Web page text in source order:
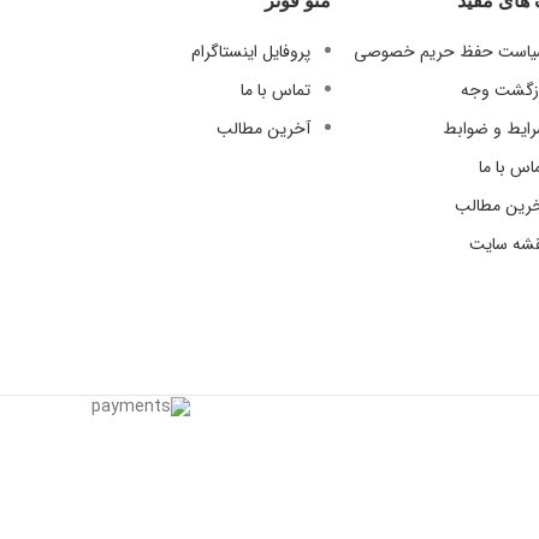
حفظ حریم خصوصی
وجه
و ضوابط
با ما
مطالب
سایت
پروفایل اینستاگرام
تماس با ما
آخرین مطالب